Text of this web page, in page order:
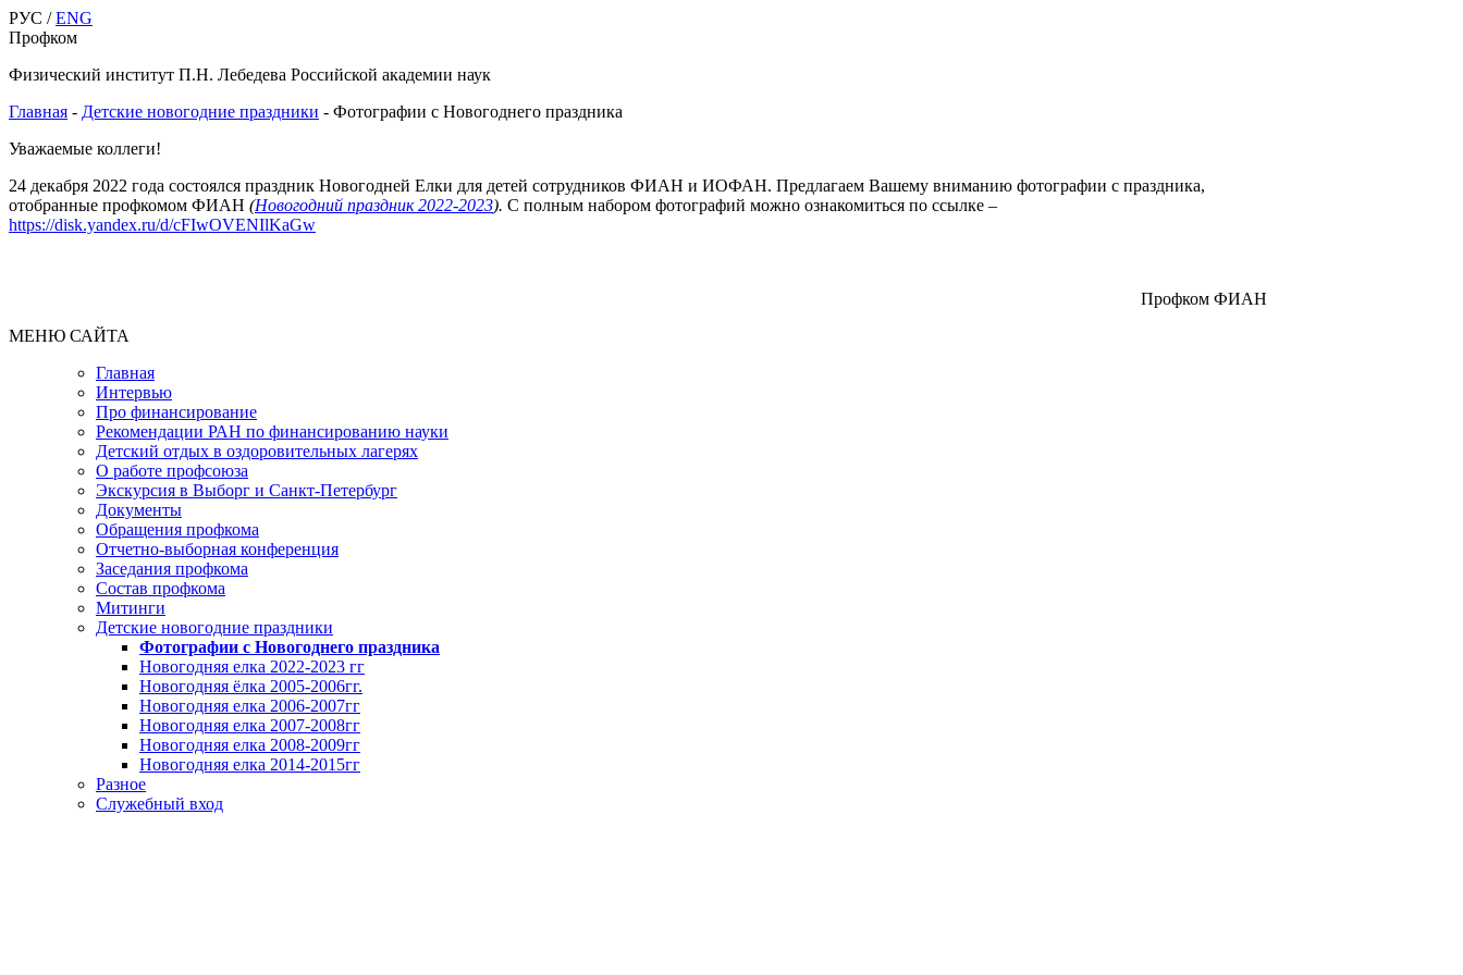
РУС /ENG
Профком
Физический институт П.Н. Лебедева Российской академии наук
Главная - Детские новогодние праздники - Фотографии с Новогоднего праздника
Уважаемые коллеги!
24 декабря 2022 года состоялся праздник Новогодней Елки для детей сотрудников ФИАН и ИОФАН. Предлагаем Вашему вниманию фотографии с праздника,
отобранные профкомом ФИАН (Новогодний праздник 2022-2023). С полным набором фотографий можно ознакомиться по ссылке –
https://disk.yandex.ru/d/cFIwOVENIlKaGw
Профком ФИАН
МЕНЮ САЙТА
Главная
Интервью
Про финансирование
Рекомендации РАН по финансированию науки
Детский отдых в оздоровительных лагерях
О работе профсоюза
Экскурсия в Выборг и Санкт-Петербург
Документы
Обращения профкома
Отчетно-выборная конференция
Заседания профкома
Состав профкома
Митинги
Детские новогодние праздники
Фотографии с Новогоднего праздника
Новогодняя елка 2022-2023 гг
Новогодняя ёлка 2005-2006гг.
Новогодняя елка 2006-2007гг
Новогодняя елка 2007-2008гг
Новогодняя елка 2008-2009гг
Новогодняя елка 2014-2015гг
Разное
Служебный вход